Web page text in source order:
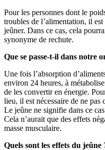
Pour les personnes dont le
troubles de l’alimentation, il
jeûner. Dans ce cas, cela
synonyme de rechute.
Que se passe-t-il dans notre
Une fois l’absorption
environ 24 heures, à
de les convertir en énergie.
lieu, il est nécessaire de ne
Le jeûne ne signifie dans ce
Cela n’aurait que des effets
masse musculaire.
Quels sont les effets du jeûne